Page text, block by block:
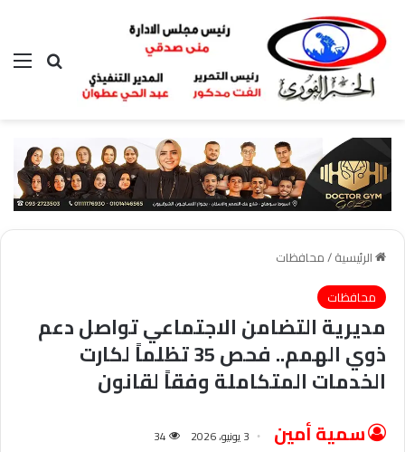
بحث عن
الرئيسية/محافظات
محافظات
مديرية التضامن الاجتماعي تواصل دعم
ذوي الهمم.. فحص 35 تظلماً لكارت
الخدمات المتكاملة وفقاً لقانون
سمية أمين 3 يونيو، 2026 34